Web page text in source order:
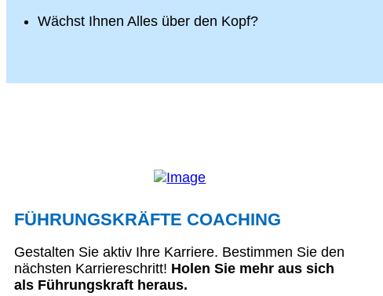
Wächst Ihnen Alles über den Kopf?
FÜHRUNGSKRÄFTE COACHING
Gestalten Sie aktiv Ihre Karriere. Bestimmen Sie den
nächsten Karriereschritt! Holen Sie mehr aus sich
als Führungskraft heraus.